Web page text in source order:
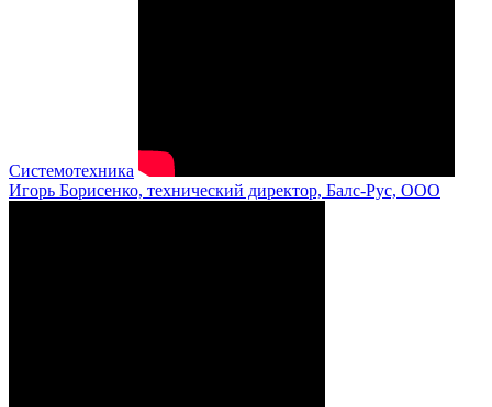
Системотехника
Игорь Борисенко, технический директор, Балс-Рус, ООО